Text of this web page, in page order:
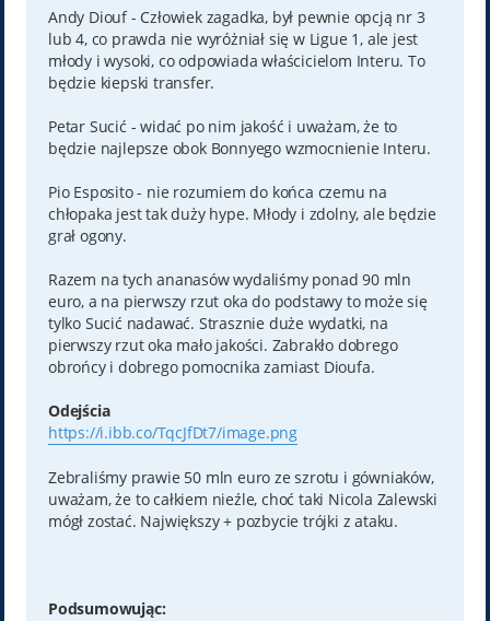
Andy Diouf - Człowiek zagadka, był pewnie opcją nr 3
lub 4, co prawda nie wyróżniał się w Ligue 1, ale jest
młody i wysoki, co odpowiada właścicielom Interu. To
będzie kiepski transfer.
Petar Sucić - widać po nim jakość i uważam, że to
będzie najlepsze obok Bonnyego wzmocnienie Interu.
Pio Esposito - nie rozumiem do końca czemu na
chłopaka jest tak duży hype. Młody i zdolny, ale będzie
grał ogony.
Razem na tych ananasów wydaliśmy ponad 90 mln
euro, a na pierwszy rzut oka do podstawy to może się
tylko Sucić nadawać. Strasznie duże wydatki, na
pierwszy rzut oka mało jakości. Zabrakło dobrego
obrońcy i dobrego pomocnika zamiast Dioufa.
Odejścia
https://i.ibb.co/TqcJfDt7/image.png
Zebraliśmy prawie 50 mln euro ze szrotu i gówniaków,
uważam, że to całkiem nieźle, choć taki Nicola Zalewski
mógł zostać. Największy + pozbycie trójki z ataku.
Podsumowując: